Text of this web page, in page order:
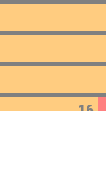
16